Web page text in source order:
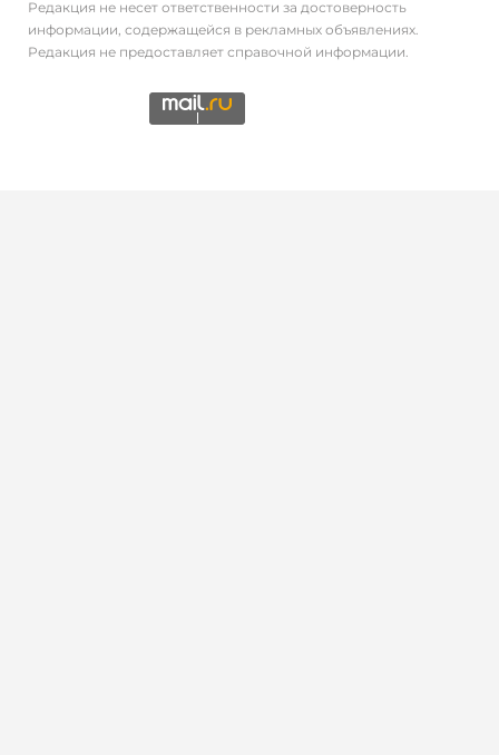
Редакция не несет ответственности за достоверность
информации, содержащейся в рекламных объявлениях.
Редакция не предоставляет справочной информации.